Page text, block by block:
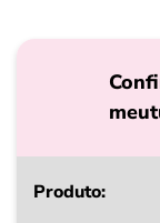
Produto